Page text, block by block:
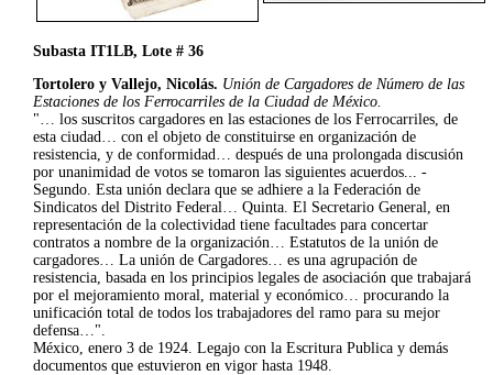
Subasta IT1LB, Lote # 36
Tortolero y Vallejo, Nicolás. Unión de Cargadores de Número de las
Estaciones de los Ferrocarriles de la Ciudad de México.
"… los suscritos cargadores en las estaciones de los Ferrocarriles, de
esta ciudad… con el objeto de constituirse en organización de
resistencia, y de conformidad… después de una prolongada discusión
por unanimidad de votos se tomaron las siguientes acuerdos... -
Segundo. Esta unión declara que se adhiere a la Federación de
Sindicatos del Distrito Federal… Quinta. El Secretario General, en
representación de la colectividad tiene facultades para concertar
contratos a nombre de la organización… Estatutos de la unión de
cargadores… La unión de Cargadores… es una agrupación de
resistencia, basada en los principios legales de asociación que trabajará
por el mejoramiento moral, material y económico… procurando la
unificación total de todos los trabajadores del ramo para su mejor
defensa…".
México, enero 3 de 1924. Legajo con la Escritura Publica y demás
documentos que estuvieron en vigor hasta 1948.